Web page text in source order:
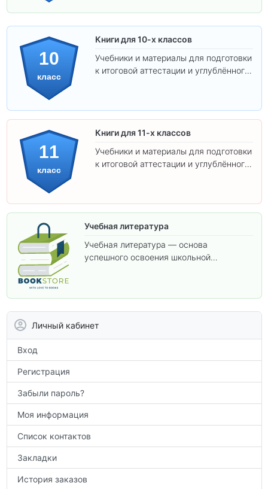
10
класс
Книги для 10-х классов
Учебники и материалы для подготовки
к итоговой аттестации и углублённого
11
класс
Книги для 11-х классов
Учебники и материалы для подготовки
к итоговой аттестации и углублённого
Учебная литература
Учебная литература — основа
успешного освоения школьной
по предметам.
Личный кабинет
Вход
Регистрация
Забыли пароль?
Моя информация
Список контактов
Закладки
История заказов